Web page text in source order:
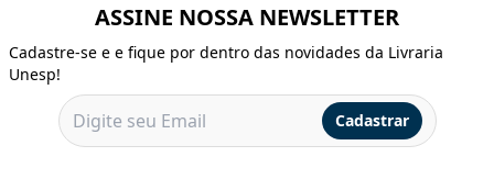
ASSINE NOSSA NEWSLETTER
Cadastre-se e e fique por dentro das novidades da Livraria
Unesp!
Cadastrar